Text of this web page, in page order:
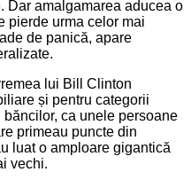
Dar amalgamarea aducea o
pierde urma celor mai
de panică, apare
lui Bill Clinton
și pentru categorii
ca unele persoane
primeau puncte din
luat o amploare gigantică
vechi.